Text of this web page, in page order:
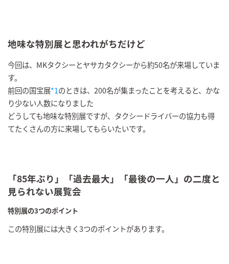
地味な特別展と思われがちだけど
今回は、MKタクシーとヤサカタクシーから約50名が来場していま
す。
前回の国宝展*1のときは、200名が集まったことを考えると、かな
り少ない人数になりました
どうしても地味な特別展ですが、タクシードライバーの協力も得
てたくさんの方に来場してもらいたいです。
「85年ぶり」「過去最大」「最後の一人」の二度と
見られない展覧会
特別展の3つのポイント
この特別展には大きく3つのポイントがあります。